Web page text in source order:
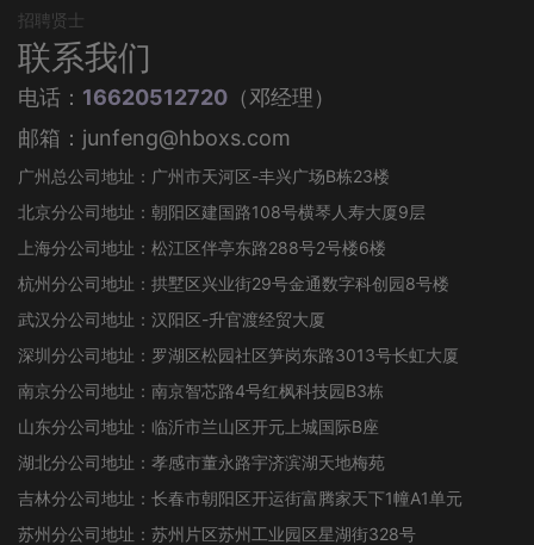
招聘贤士
联系我们
电话： 16620512720 （邓经理）
邮箱：junfeng@hboxs.com
广州总公司地址：广州市天河区-丰兴广场B栋23楼
北京分公司地址：朝阳区建国路108号横琴人寿大厦9层
上海分公司地址：松江区伴亭东路288号2号楼6楼
杭州分公司地址：拱墅区兴业街29号金通数字科创园8号楼
武汉分公司地址：汉阳区-升官渡经贸大厦
深圳分公司地址：罗湖区松园社区笋岗东路3013号长虹大厦
南京分公司地址：南京智芯路4号红枫科技园B3栋
山东分公司地址：临沂市兰山区开元上城国际B座
湖北分公司地址：孝感市董永路宇济滨湖天地梅苑
吉林分公司地址：长春市朝阳区开运街富腾家天下1幢A1单元
苏州分公司地址：苏州片区苏州工业园区星湖街328号